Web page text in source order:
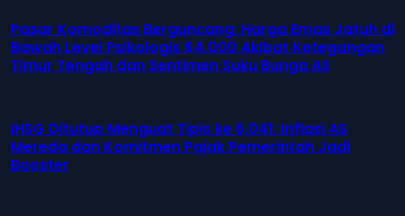
Pasar Komoditas Berguncang: Harga Emas Jatuh di
Bawah Level Psikologis $4.000 Akibat Ketegangan
Timur Tengah dan Sentimen Suku Bunga AS
IHSG Ditutup Menguat Tipis ke 6.041: Inflasi AS
Mereda dan Komitmen Pajak Pemerintah Jadi
Booster